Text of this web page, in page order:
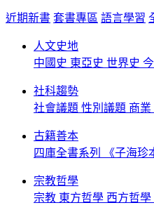
近期新書 套書專區 語言學習
人文史地
中國史 東亞史 世界史
社科趨勢
社會議題 性別議題 商業
古籍善本
四庫全書系列
《子海
宗教哲學
宗教 東方哲學 西方哲學